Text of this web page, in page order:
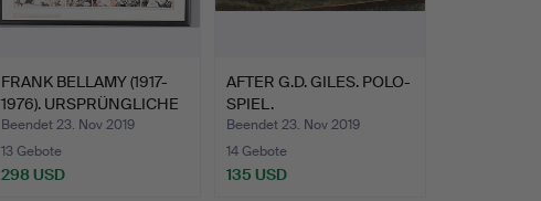
FRANK BELLAMY (1917-
1976). URSPRÜNGLICHE
C…
Beendet 23. Nov 2019
13 Gebote
298 USD
AFTER G.D. GILES. POLO-
SPIEL.
Beendet 23. Nov 2019
14 Gebote
135 USD